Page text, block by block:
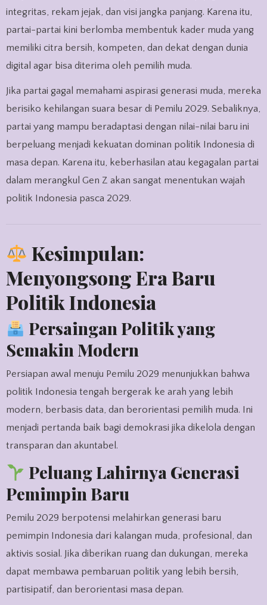
integritas, rekam jejak, dan visi jangka panjang. Karena itu,
partai-partai kini berlomba membentuk kader muda yang
memiliki citra bersih, kompeten, dan dekat dengan dunia
digital agar bisa diterima oleh pemilih muda.
Jika partai gagal memahami aspirasi generasi muda, mereka
berisiko kehilangan suara besar di Pemilu 2029. Sebaliknya,
partai yang mampu beradaptasi dengan nilai-nilai baru ini
berpeluang menjadi kekuatan dominan politik Indonesia di
masa depan. Karena itu, keberhasilan atau kegagalan partai
dalam merangkul Gen Z akan sangat menentukan wajah
politik Indonesia pasca 2029.
Kesimpulan:
Menyongsong Era Baru
Politik Indonesia
Persaingan Politik yang
Semakin Modern
Persiapan awal menuju Pemilu 2029 menunjukkan bahwa
politik Indonesia tengah bergerak ke arah yang lebih
modern, berbasis data, dan berorientasi pemilih muda. Ini
menjadi pertanda baik bagi demokrasi jika dikelola dengan
transparan dan akuntabel.
Peluang Lahirnya Generasi
Pemimpin Baru
Pemilu 2029 berpotensi melahirkan generasi baru
pemimpin Indonesia dari kalangan muda, profesional, dan
aktivis sosial. Jika diberikan ruang dan dukungan, mereka
dapat membawa pembaruan politik yang lebih bersih,
partisipatif, dan berorientasi masa depan.